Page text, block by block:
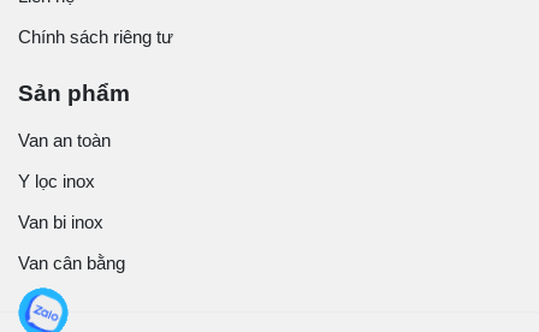
Chính sách riêng tư
Sản phẩm
Van an toàn
Y lọc inox
Van bi inox
Van cân bằng